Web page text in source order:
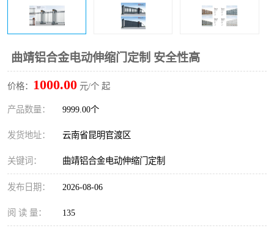
曲靖铝合金电动伸缩门定制 安全性高
价格： 1000.00 元/个 起
产品数量： 9999.00个
发货地址： 云南省昆明官渡区
关键词： 曲靖铝合金电动伸缩门定制
发布日期： 2026-08-06
阅 读 量： 135